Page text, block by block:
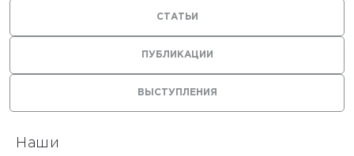
ВЫСТУПЛЕНИЯ
ПУБЛИКАЦИИ
СТАТЬИ
Наши